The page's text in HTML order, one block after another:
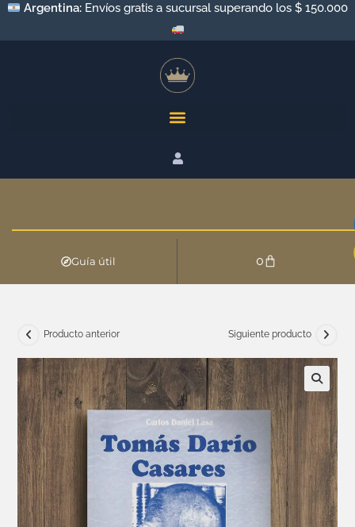
Argentina: Envíos gratis a sucursal superando los $ 150.000
Guía útil 0
Producto anterior Siguiente producto